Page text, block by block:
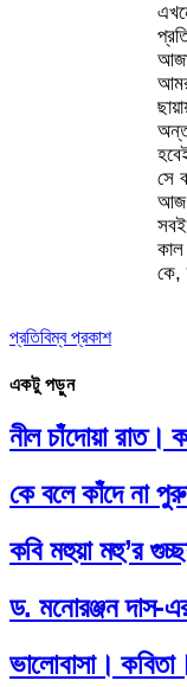
সে
আজ
কাল
কে,
প্রতিবিম্ব প্রকাশ
একটু পড়ুন
নীল চাঁদোয়া রাত।
কে বলে কাঁদে না
কবি মহুয়া মহু’র
ড. মনোরঞ্জন দাস-
ভালোবাসা।